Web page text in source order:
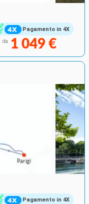
Pagamento in 4X
da 1 049 €
Pagamento in 4X